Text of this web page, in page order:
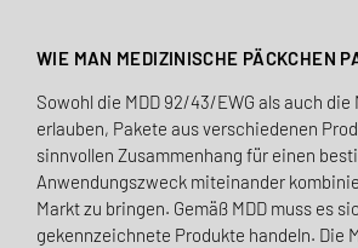
WIE MAN MEDIZINISCHE PÄCKCHEN
Sowohl die MDD 92/43/EWG als auch die
erlauben, Pakete aus verschiedenen
sinnvollen Zusammenhang für einen
Anwendungs­zweck mit­einander
Markt zu bringen. Gemäß MDD muss es
gekennzeichnete Produkte handeln. Die